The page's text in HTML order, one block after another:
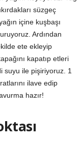
süzgeç
içine kuşbaşı
Ardından
ete ekleyip
kapatıp etleri
suyu ile pişiriyoruz. 1
ilave edip
hazır!